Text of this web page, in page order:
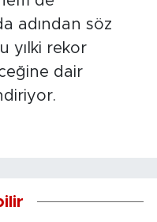
adından söz
yılki rekor
dair